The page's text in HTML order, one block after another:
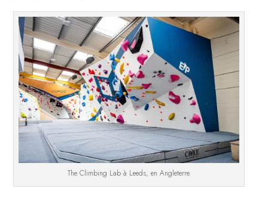
The Climbing Lab à Leeds, en Angleterre.